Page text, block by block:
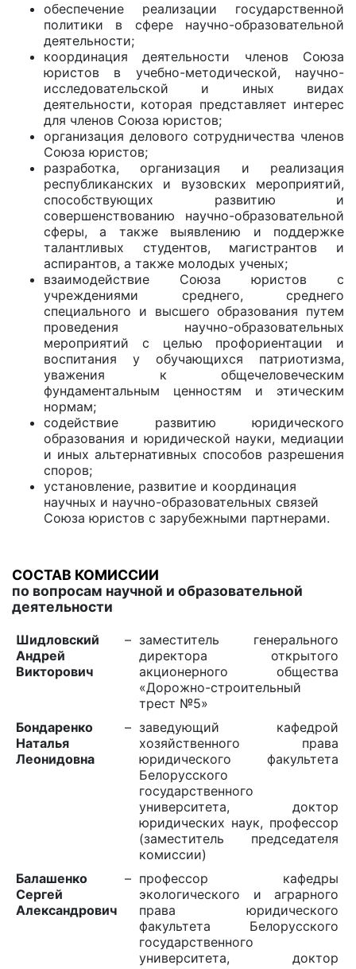
обеспечение реализации государственной
политики в сфере научно-образовательной
деятельности;
координация деятельности членов Союза
юристов в учебно-методической, научно-
исследовательской и иных видах
деятельности, которая представляет интерес
для членов Союза юристов;
организация делового сотрудничества членов
Союза юристов;
разработка, организация и реализация
республиканских и вузовских мероприятий,
способствующих развитию и
совершенствованию научно-образовательной
сферы, а также выявлению и поддержке
талантливых студентов, магистрантов и
аспирантов, а также молодых ученых;
взаимодействие Союза юристов с
учреждениями среднего, среднего
специального и высшего образования путем
проведения научно-образовательных
мероприятий с целью профориентации и
воспитания у обучающихся патриотизма,
уважения к общечеловеческим
фундаментальным ценностям и этическим
нормам;
содействие развитию юридического
образования и юридической науки, медиации
и иных альтернативных способов разрешения
споров;
установление, развитие и координация
научных и научно-образовательных связей
Союза юристов с зарубежными партнерами.
СОСТАВ КОМИССИИ
по вопросам научной и образовательной
деятельности
Шидловский
Андрей
Викторович
– заместитель генерального
директора открытого
акционерного общества
«Дорожно-строительный
трест №5»
Бондаренко
Наталья
Леонидовна
– заведующий кафедрой
хозяйственного права
юридического факультета
Белорусского
государственного
университета, доктор
юридических наук, профессор
(заместитель председателя
комиссии)
Балашенко
Сергей
Александрович
– профессор кафедры
экологического и аграрного
права юридического
факультета Белорусского
государственного
университета, доктор